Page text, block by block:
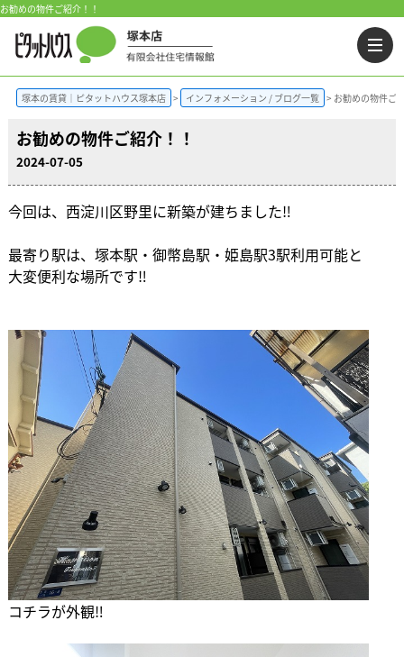
お勧めの物件ご紹介！！
塚本の賃貸｜ピタットハウス塚本店 インフォメーション / ブログ一覧 お勧めの物件ご
お勧めの物件ご紹介！！
2024-07-05
今回は、西淀川区野里に新築が建ちました‼
最寄り駅は、塚本駅・御幣島駅・姫島駅3駅利用可能と
大変便利な場所です‼
コチラが外観‼